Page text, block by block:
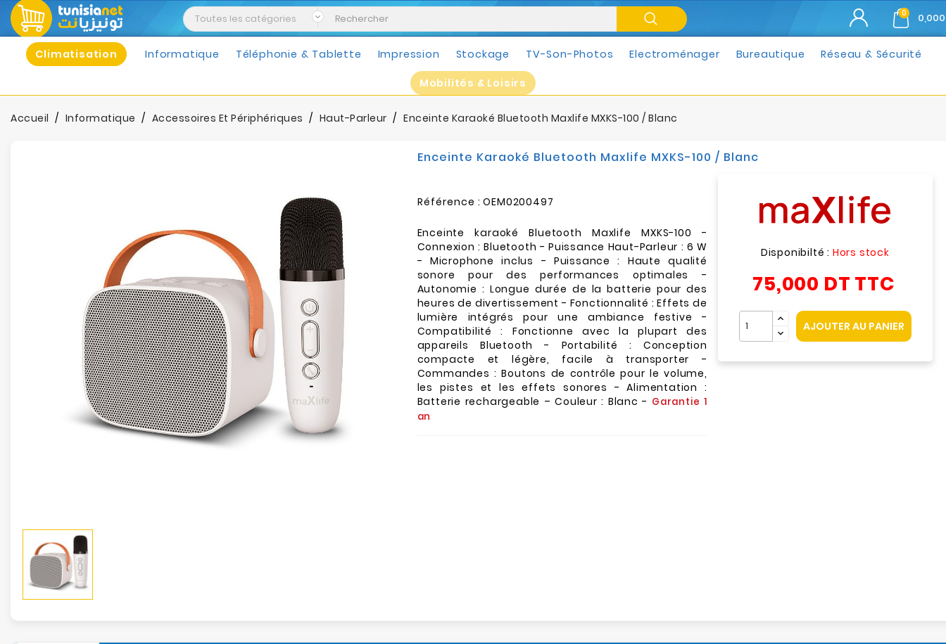
0
Climatisation Informatique Téléphonie & Tablette Impression Stockage TV-Son-Photos Electroménager Bureautique Réseau & Sécurité
Mobilités & Loisirs
Accueil Informatique Accessoires Et Périphériques Haut-Parleur Enceinte Karaoké Bluetooth Maxlife MXKS-100 / Blanc
Enceinte Karaoké Bluetooth Maxlife MXKS-100 / Blanc
Référence : OEM0200497
Enceinte karaoké Bluetooth Maxlife MXKS-100 -
Connexion : Bluetooth - Puissance Haut-Parleur : 6 W
- Microphone inclus - Puissance : Haute qualité
sonore pour des performances optimales -
Autonomie : Longue durée de la batterie pour des
heures de divertissement - Fonctionnalité : Effets de
lumière intégrés pour une ambiance festive -
Compatibilité : Fonctionne avec la plupart des
appareils Bluetooth - Portabilité : Conception
compacte et légère, facile à transporter -
Commandes : Boutons de contrôle pour le volume,
les pistes et les effets sonores - Alimentation :
Batterie rechargeable – Couleur : Blanc - Garantie 1
an
Disponibilté : Hors stock
75,000 DT TTC
AJOUTER AU PANIER